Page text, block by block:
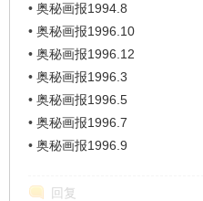
• 奥秘画报1994.8
• 奥秘画报1996.10
• 奥秘画报1996.12
• 奥秘画报1996.3
• 奥秘画报1996.5
• 奥秘画报1996.7
• 奥秘画报1996.9
回复